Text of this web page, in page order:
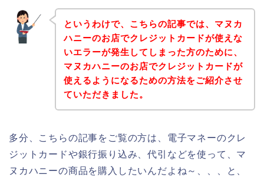
というわけで、こちらの記事では、マヌカ
ハニーのお店でクレジットカードが使えな
いエラーが発生してしまった方のために、
マヌカハニーのお店でクレジットカードが
使えるようになるための方法をご紹介させ
ていただきました。
多分、こちらの記事をご覧の方は、電子マネーのクレ
ジットカードや銀行振り込み、代引などを使って、マ
ヌカハニーの商品を購入したいんだよね～、、、と、